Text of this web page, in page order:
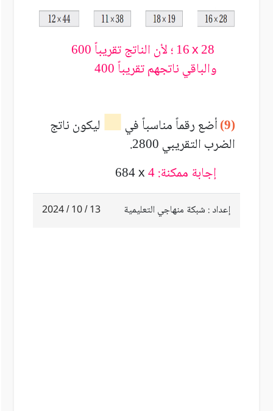
28
x
16 ؛ لأن الناتج تقريباً 600
والباقي ناتجهم تقريباً 400
(9) أضع رقماً مناسباً في
ليكون ناتج
الضرب التقريبي 2800
.
إجابة ممكنة:
684 x 4
إعداد : شبكة منهاجي التعليمية 13 / 10 / 2024